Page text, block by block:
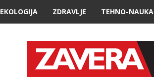
EKOLOGIJA ZDRAVLJE TEHNO-NAUKA